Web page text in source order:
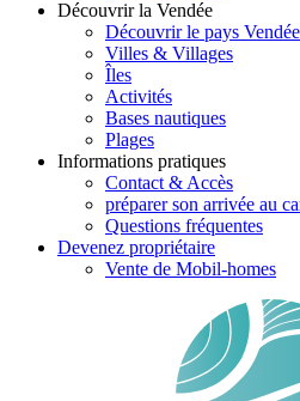
Découvrir la Vendée
Découvrir le pays
Villes & Villages
Îles
Activités
Bases nautiques
Plages
Informations pratiques
Contact & Accès
préparer son arrivée au
Questions fréquentes
Devenez propriétaire
Vente de Mobil-homes